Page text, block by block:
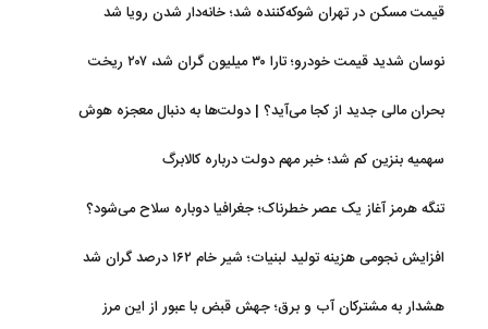
قیمت مسکن در تهران شوکه‌کننده شد؛ خانه‌دار شدن رویا شد
نوسان شدید قیمت خودرو؛ تارا ۳۰ میلیون گران شد، ۲۰۷ ریخت
بحران مالی جدید از کجا می‌آید؟ | دولت‌ها به دنبال معجزه هوش
سهمیه بنزین کم شد؛ خبر مهم دولت درباره کالابرگ
تنگه هرمز آغاز یک عصر خطرناک؛ جغرافیا دوباره سلاح می‌شود؟
افزایش نجومی هزینه تولید لبنیات؛ شیر خام ۱۶۲ درصد گران شد
هشدار به مشترکان آب و برق؛ جهش قبض با عبور از این مرز